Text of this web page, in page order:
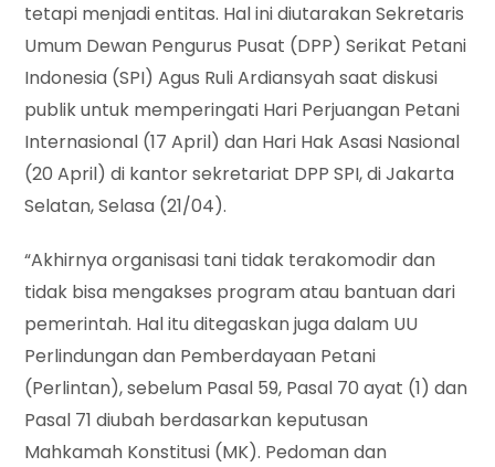
tetapi menjadi entitas. Hal ini diutarakan Sekretaris
Umum Dewan Pengurus Pusat (DPP) Serikat Petani
Indonesia (SPI) Agus Ruli Ardiansyah saat diskusi
publik untuk memperingati Hari Perjuangan Petani
Internasional (17 April) dan Hari Hak Asasi Nasional
(20 April) di kantor sekretariat DPP SPI, di Jakarta
Selatan, Selasa (21/04).
“Akhirnya organisasi tani tidak terakomodir dan
tidak bisa mengakses program atau bantuan dari
pemerintah. Hal itu ditegaskan juga dalam UU
Perlindungan dan Pemberdayaan Petani
(Perlintan), sebelum Pasal 59, Pasal 70 ayat (1) dan
Pasal 71 diubah berdasarkan keputusan
Mahkamah Konstitusi (MK). Pedoman dan